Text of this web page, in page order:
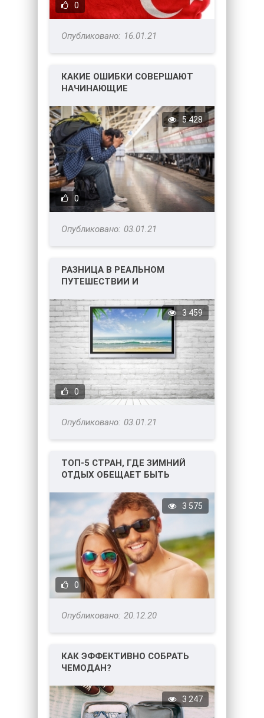
0
16.01.21
КАКИЕ ОШИБКИ СОВЕРШАЮТ
НАЧИНАЮЩИЕ
ИЗБЕЖАТЬ?
0
5 428
03.01.21
РАЗНИЦА В РЕАЛЬНОМ
ПУТЕШЕСТВИИ И
0
3 459
03.01.21
ТОП-5 СТРАН, ГДЕ ЗИМНИЙ
ОТДЫХ ОБЕЩАЕТ БЫТЬ
0
3 575
20.12.20
КАК ЭФФЕКТИВНО СОБРАТЬ
ЧЕМОДАН?
3 247